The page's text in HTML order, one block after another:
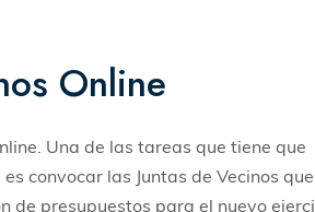
Online
Una de las tareas que tiene que
convocar las Juntas de Vecinos que
de presupuestos para el nuevo ejerci